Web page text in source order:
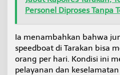
Personel Diproses Tanpa
Ia menambahkan bahwa
speedboat di Tarakan bisa
orang per hari. Kondisi ini
pelayanan dan